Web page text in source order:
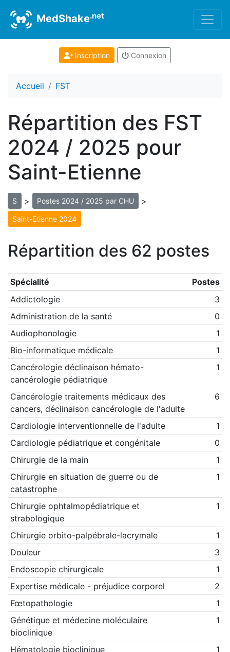
MedShake.net
Inscription Connexion
Accueil FST
Répartition des FST
2024 / 2025 pour
Saint-Etienne
S > Postes 2024 / 2025 par CHU >
Saint-Etienne 2024
Répartition des 62 postes
Spécialité
Postes
Addictologie
3
Administration de la santé
0
Audiophonologie
1
Bio-informatique médicale
1
Cancérologie déclinaison hémato-
cancérologie pédiatrique
1
Cancérologie traitements médicaux des
cancers, déclinaison cancérologie de l'adulte
6
Cardiologie interventionnelle de l'adulte
1
Cardiologie pédiatrique et congénitale
0
Chirurgie de la main
1
Chirurgie en situation de guerre ou de
catastrophe
1
Chirurgie ophtalmopédiatrique et
strabologique
1
Chirurgie orbito-palpébrale-lacrymale
1
Douleur
3
Endoscopie chirurgicale
1
Expertise médicale - préjudice corporel
2
Fœtopathologie
1
Génétique et médecine moléculaire
bioclinique
1
Hématologie bioclinique
1